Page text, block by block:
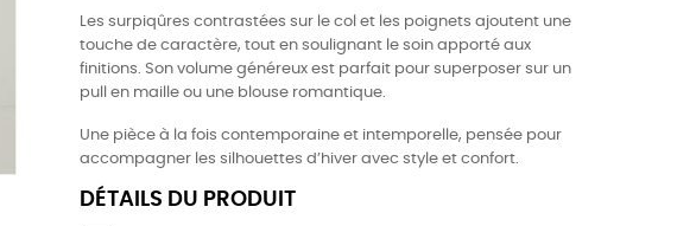
Les surpiqûres contrastées sur le col et les poignets ajoutent une
touche de caractère, tout en soulignant le soin apporté aux
finitions. Son volume généreux est parfait pour superposer sur un
pull en maille ou une blouse romantique.
Une pièce à la fois contemporaine et intemporelle, pensée pour
accompagner les silhouettes d’hiver avec style et confort.
DÉTAILS DU PRODUIT